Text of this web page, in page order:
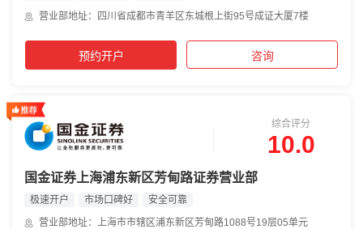
营业部地址：四川省成都市青羊区东城根上街95号成证大厦7楼
预约开户 咨询
综合评分
10.0
国金证券上海浦东新区芳甸路证券营业部
极速开户 市场口碑好
安全可靠
营业部地址：上海市市辖区浦东新区芳甸路1088号19层05单元